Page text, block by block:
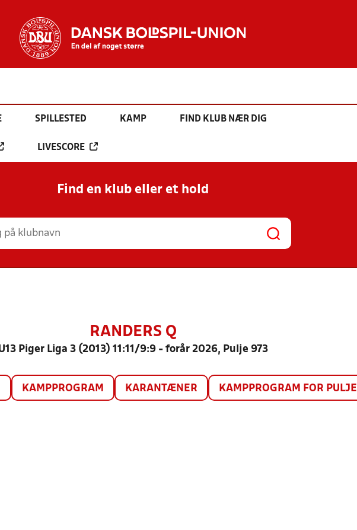
SPILLESTED KAMP FIND KLUB NÆR DIG
LIVESCORE
Find en klub eller et hold
RANDERS Q
Piger Liga 3 (2013) 11:11/9:9 - forår 2026, Pulje 973
KAMPPROGRAM KARANTÆNER KAMPPROGRAM FOR PULJE